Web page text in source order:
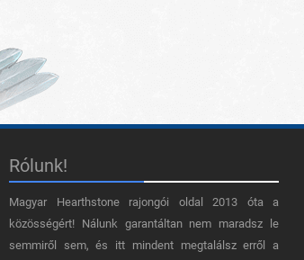
Rólunk!
Magyar Hearthstone​ rajongói oldal 2013 óta a
közösségért! Nálunk garantáltan nem maradsz le
semmiről sem, és itt mindent megtalálsz erről a